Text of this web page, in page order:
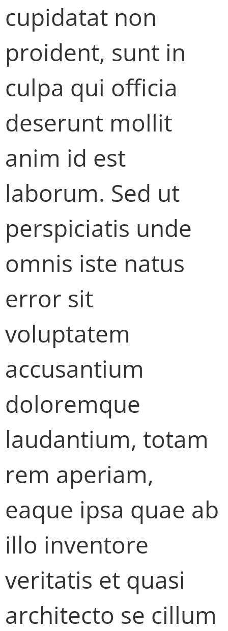
cupidatat non
proident, sunt in
culpa qui officia
deserunt mollit
anim id est
laborum. Sed ut
perspiciatis unde
omnis iste natus
error sit
voluptatem
accusantium
doloremque
laudantium, totam
rem aperiam,
eaque ipsa quae ab
illo inventore
veritatis et quasi
architecto se cillum